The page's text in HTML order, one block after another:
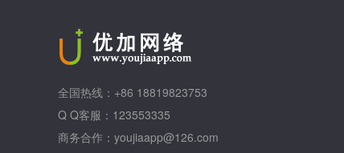
全国热线：+86 18819823753
Q Q客服：123553335
商务合作：youjiaapp@126.com